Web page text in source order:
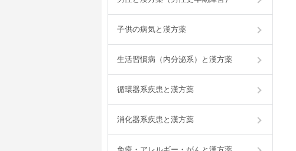
子供の病気と漢方薬
生活習慣病（内分泌系）と漢方薬
循環器系疾患と漢方薬
消化器系疾患と漢方薬